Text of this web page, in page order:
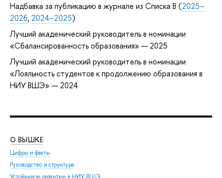
Надбавка за публикацию в журнале из Списка B (2025–
2026, 2024–2025)
Лучший академический руководитель в номинации
«Сбалансированность образования» — 2025
Лучший академический руководитель в номинации
«Лояльность студентов к продолжению образования в
НИУ ВШЭ» — 2024
О ВЫШКЕ
Цифры и факты
Руководство и структура